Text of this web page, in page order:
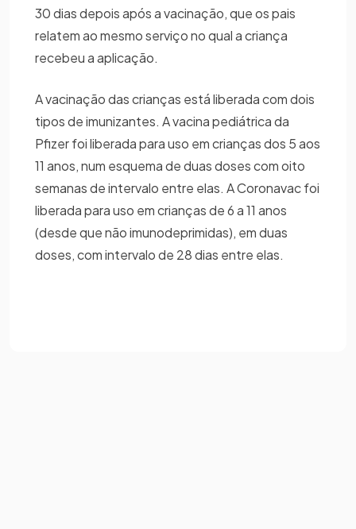
30 dias depois após a vacinação, que os pais
relatem ao mesmo serviço no qual a criança
recebeu a aplicação.
A vacinação das crianças está liberada com dois
tipos de imunizantes. A vacina pediátrica da
Pfizer foi liberada para uso em crianças dos 5 aos
11 anos, num esquema de duas doses com oito
semanas de intervalo entre elas. A Coronavac foi
liberada para uso em crianças de 6 a 11 anos
(desde que não imunodeprimidas), em duas
doses, com intervalo de 28 dias entre elas.